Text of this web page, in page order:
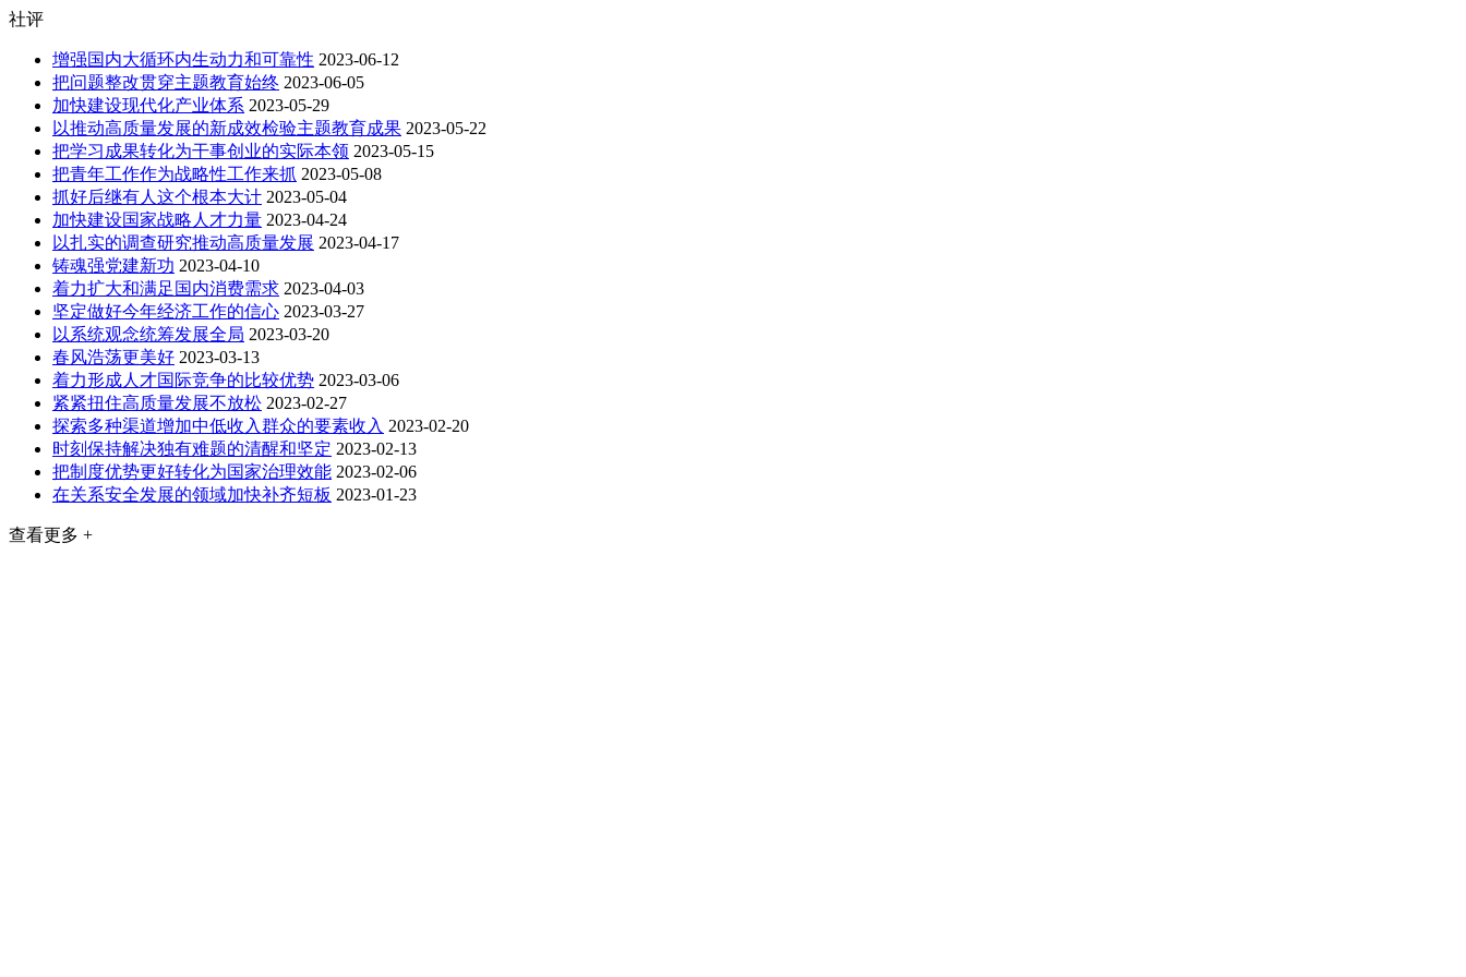
社评
增强国内大循环内生动力和可靠性 2023-06-12
把问题整改贯穿主题教育始终 2023-06-05
加快建设现代化产业体系 2023-05-29
以推动高质量发展的新成效检验主题教育成果 2023-05-22
把学习成果转化为干事创业的实际本领 2023-05-15
把青年工作作为战略性工作来抓 2023-05-08
抓好后继有人这个根本大计 2023-05-04
加快建设国家战略人才力量 2023-04-24
以扎实的调查研究推动高质量发展 2023-04-17
铸魂强党建新功 2023-04-10
着力扩大和满足国内消费需求 2023-04-03
坚定做好今年经济工作的信心 2023-03-27
以系统观念统筹发展全局 2023-03-20
春风浩荡更美好 2023-03-13
着力形成人才国际竞争的比较优势 2023-03-06
紧紧扭住高质量发展不放松 2023-02-27
探索多种渠道增加中低收入群众的要素收入 2023-02-20
时刻保持解决独有难题的清醒和坚定 2023-02-13
把制度优势更好转化为国家治理效能 2023-02-06
在关系安全发展的领域加快补齐短板 2023-01-23
查看更多 +